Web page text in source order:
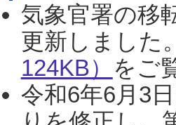
気象官署の移
更新しました
124KB） をご
令和6年6月3